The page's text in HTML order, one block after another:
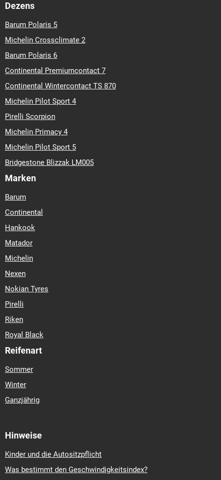
Dezens
Barum Polaris 5
Michelin Crossclimate 2
Barum Polaris 6
Continental Premiumcontact 7
Continental Wintercontact TS 870
Michelin Pilot Sport 4
Pirelli Scorpion
Michelin Primacy 4
Michelin Pilot Sport 5
Bridgestone Blizzak LM005
Marken
Barum
Continental
Hankook
Matador
Michelin
Nexen
Nokian Tyres
Pirelli
Riken
Royal Black
Reifenart
Sommer
Winter
Ganzjährig
Hinweise
Kinder und die Autositzpflicht
Was bestimmt den Geschwindigkeitsindex?